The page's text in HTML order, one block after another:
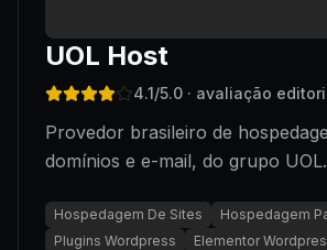
UOL Host
4.1/5.0 · avaliação
Provedor brasileiro de
domínios e e-mail, do grupo UOL.
Hospedagem De Sites
Hospedagem
Plugins Wordpress
Elementor